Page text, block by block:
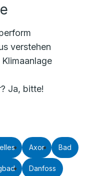
verstehen
Ja, bitte!
Axor Bad
Danfoss